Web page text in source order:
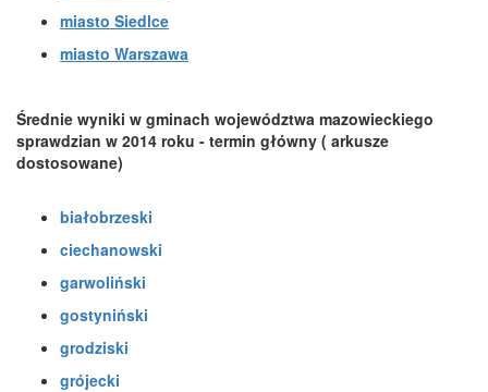
miasto Siedlce
miasto Warszawa
Średnie wyniki w gminach województwa mazowieckiego
sprawdzian w 2014 roku - termin główny ( arkusze
dostosowane)
białobrzeski
ciechanowski
garwoliński
gostyniński
grodziski
grójecki